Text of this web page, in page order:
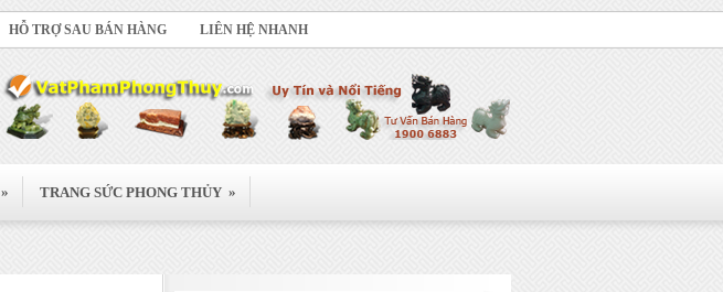
HỖ TRỢ SAU BÁN HÀNG LIÊN HỆ NHANH
» TRANG SỨC PHONG THỦY »